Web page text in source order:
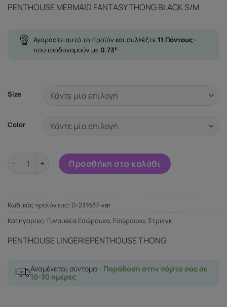
PENTHOUSE MERMAID FANTASY THONG BLACK S/M
Αγοράστε αυτό το προϊόν και συλλέξτε 11 Πόντους -
που ισοδυναμούν με 0.73€
Size
Color
PENTHOUSE MERMAID FANTASY THONG BLACK S/M ποσότητα
Προσθήκη στο καλάθι
Κωδικός προϊόντος: D-231637-var
Κατηγορίες: Γυναικεία Εσώρουχα, Εσώρουχα, Στρινγκ
PENTHOUSE LINGERIEPENTHOUSE THONG
Αναμένεται σύντομα - Παράδοση στην πόρτα σας σε
10-30 ημέρες